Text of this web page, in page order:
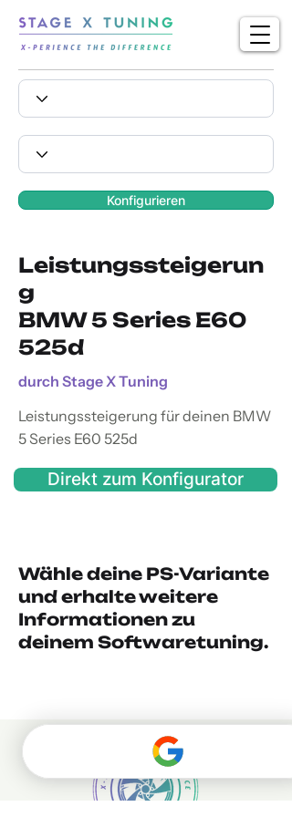
Konfigurieren
Leistungssteigerun
g
BMW 5 Series E60
525d
durch Stage X Tuning
Leistungssteigerung für deinen BMW
5 Series E60 525d
Direkt zum Konfigurator
Wähle deine PS-Variante
und erhalte weitere
Informationen zu
deinem Softwaretuning.